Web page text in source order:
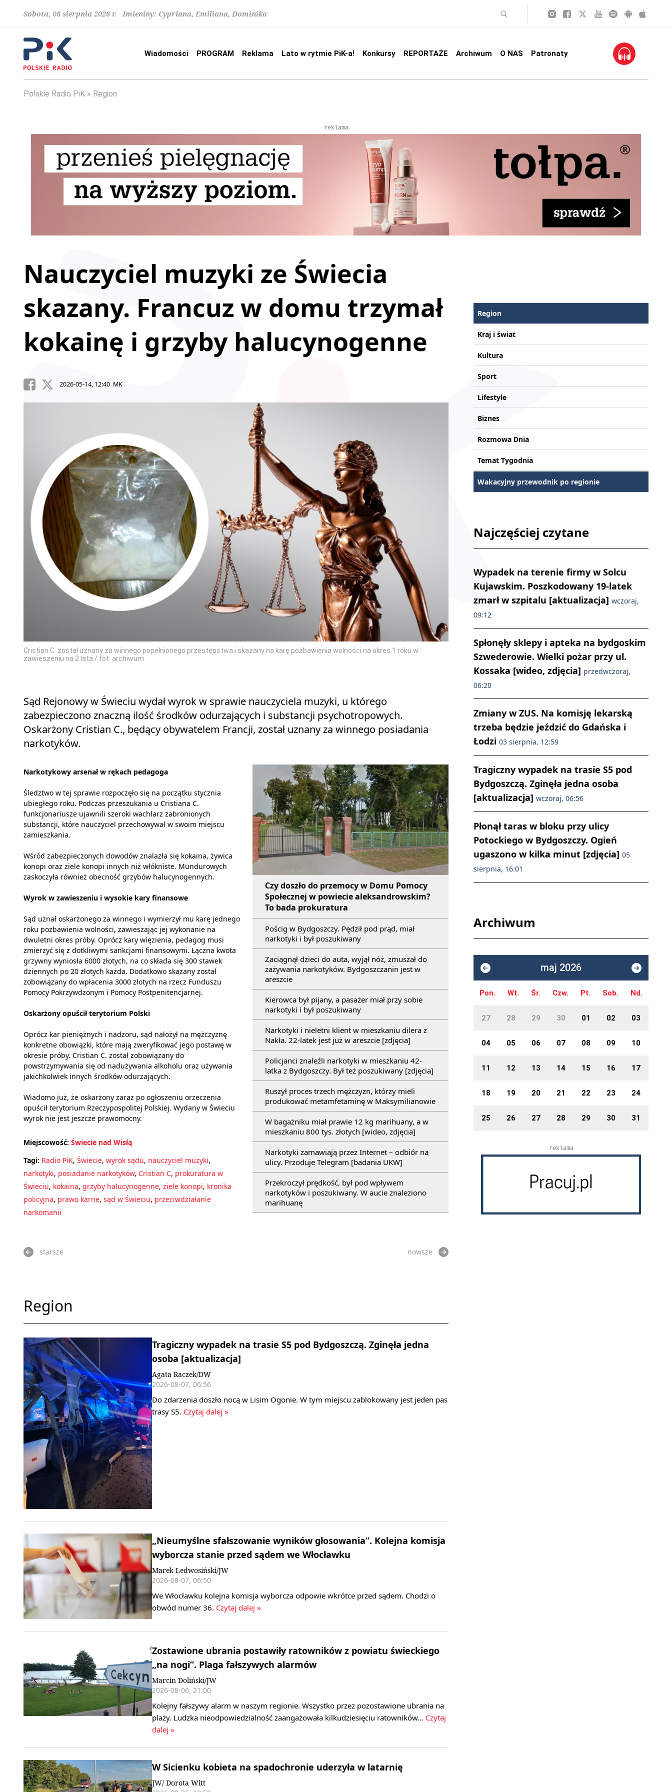
Sobota, 08 sierpnia 2026 r. Imieniny: Cypriana, Emiliana, Dominika
Wiadomości PROGRAM Reklama Lato w rytmie PiK-a! Konkursy REPORTAŻE Archiwum O NAS Patronaty
Polskie Radio PiK Region
reklama
Nauczyciel muzyki ze Świecia
skazany. Francuz w domu trzymał
kokainę i grzyby halucynogenne
2026-05-14, 12:40 MK
Cristian C. został uznany za winnego popełnionego przestępstwa i skazany na karę pozbawienia wolności na okres 1 roku w
zawieszeniu na 2 lata / fot. archiwum
Sąd Rejonowy w Świeciu wydał wyrok w sprawie nauczyciela muzyki, u którego
zabezpieczono znaczną ilość środków odurzających i substancji psychotropowych.
Oskarżony Cristian C., będący obywatelem Francji, został uznany za winnego posiadania
narkotyków.
Czy doszło do przemocy w Domu Pomocy
Społecznej w powiecie aleksandrowskim?
To bada prokuratura
Pościg w Bydgoszczy. Pędził pod prąd, miał
narkotyki i był poszukiwany
Zaciągnął dzieci do auta, wyjął nóż, zmuszał do
zażywania narkotyków. Bydgoszczanin jest w
areszcie
Kierowca był pijany, a pasażer miał przy sobie
narkotyki i był poszukiwany
Narkotyki i nieletni klient w mieszkaniu dilera z
Nakła. 22-latek jest już w areszcie [zdjęcia]
Policjanci znaleźli narkotyki w mieszkaniu 42-
latka z Bydgoszczy. Był też poszukiwany [zdjęcia]
Ruszył proces trzech mężczyzn, którzy mieli
produkować metamfetaminę w Maksymilianowie
W bagażniku miał prawie 12 kg marihuany, a w
mieszkaniu 800 tys. złotych [wideo, zdjęcia]
Narkotyki zamawiają przez Internet – odbiór na
ulicy. Przoduje Telegram [badania UKW]
Przekroczył prędkość, był pod wpływem
narkotyków i poszukiwany. W aucie znaleziono
marihuanę
Narkotykowy arsenał w rękach pedagoga
Śledztwo w tej sprawie rozpoczęło się na początku stycznia
ubiegłego roku. Podczas przeszukania u Cristiana C.
funkcjonariusze ujawnili szeroki wachlarz zabronionych
substancji, które nauczyciel przechowywał w swoim miejscu
zamieszkania.
Wśród zabezpieczonych dowodów znalazła się kokaina, żywica
konopi oraz ziele konopi innych niż włókniste. Mundurowych
zaskoczyła również obecność grzybów halucynogennych.
Wyrok w zawieszeniu i wysokie kary finansowe
Sąd uznał oskarżonego za winnego i wymierzył mu karę jednego
roku pozbawienia wolności, zawieszając jej wykonanie na
dwuletni okres próby. Oprócz kary więzienia, pedagog musi
zmierzyć się z dotkliwymi sankcjami finansowymi. Łączna kwota
grzywny wyniosła 6000 złotych, na co składa się 300 stawek
dziennych po 20 złotych każda. Dodatkowo skazany został
zobowiązany do wpłacenia 3000 złotych na rzecz Funduszu
Pomocy Pokrzywdzonym i Pomocy Postpenitencjarnej.
Oskarżony opuścił terytorium Polski
Oprócz kar pieniężnych i nadzoru, sąd nałożył na mężczyznę
konkretne obowiązki, które mają zweryfikować jego postawę w
okresie próby. Cristian C. został zobowiązany do
powstrzymywania się od nadużywania alkoholu oraz używania
jakichkolwiek innych środków odurzających.
Wiadomo już, że oskarżony zaraz po ogłoszeniu orzeczenia
opuścił terytorium Rzeczypospolitej Polskiej. Wydany w Świeciu
wyrok nie jest jeszcze prawomocny.
Miejscowość: Świecie nad Wisłą
Tagi: Radio PiK, Świecie, wyrok sądu, nauczyciel muzyki,
narkotyki, posiadanie narkotyków, Cristian C, prokuratura w
Świeciu, kokaina, grzyby halucynogenne, ziele konopi, kronika
policyjna, prawo karne, sąd w Świeciu, przeciwdziałanie
narkomanii
starsze nowsze
Region
Tragiczny wypadek na trasie S5 pod Bydgoszczą. Zginęła jedna
osoba [aktualizacja]
Agata Raczek/DW
2026-08-07, 06:56
Do zdarzenia doszło nocą w Lisim Ogonie. W tym miejscu zablokowany jest jeden pas
trasy S5. Czytaj dalej »
„Nieumyślne sfałszowanie wyników głosowania”. Kolejna komisja
wyborcza stanie przed sądem we Włocławku
Marek Ledwosiński/JW
2026-08-07, 06:50
We Włocławku kolejna komisja wyborcza odpowie wkrótce przed sądem. Chodzi o
obwód numer 36. Czytaj dalej »
Zostawione ubrania postawiły ratowników z powiatu świeckiego
„na nogi”. Plaga fałszywych alarmów
Marcin Doliński/JW
2026-08-06, 21:00
Kolejny fałszywy alarm w naszym regionie. Wszystko przez pozostawione ubrania na
plaży. Ludzka nieodpowiedzialność zaangażowała kilkudziesięciu ratowników… Czytaj
dalej »
W Sicienku kobieta na spadochronie uderzyła w latarnię
JW/ Dorota Witt
Region
Kraj i świat
Kultura
Sport
Lifestyle
Biznes
Rozmowa Dnia
Temat Tygodnia
Wakacyjny przewodnik po regionie
Najczęściej czytane
Wypadek na terenie firmy w Solcu
Kujawskim. Poszkodowany 19-latek
zmarł w szpitalu [aktualizacja] wczoraj,
09:12
Spłonęły sklepy i apteka na bydgoskim
Szwederowie. Wielki pożar przy ul.
Kossaka [wideo, zdjęcia] przedwczoraj,
06:20
Zmiany w ZUS. Na komisję lekarską
trzeba będzie jeździć do Gdańska i
Łodzi 03 sierpnia, 12:59
Tragiczny wypadek na trasie S5 pod
Bydgoszczą. Zginęła jedna osoba
[aktualizacja] wczoraj, 06:56
Płonął taras w bloku przy ulicy
Potockiego w Bydgoszczy. Ogień
ugaszono w kilka minut [zdjęcia] 05
sierpnia, 16:01
Archiwum
maj 2026
Pon. Wt. Śr. Czw. Pt. Sob. Nd.
27 28 29 30 01 02 03
04 05 06 07 08 09 10
11 12 13 14 15 16 17
18 19 20 21 22 23 24
25 26 27 28 29 30 31
reklama